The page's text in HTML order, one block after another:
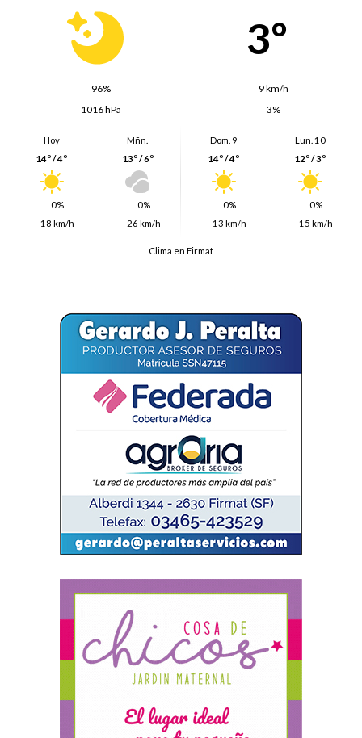
3º
96%
9 km/h
1016 hPa
3%
Hoy
14º / 4º
0%
18 km/h
Mñn.
13º / 6º
0%
26 km/h
Dom. 9
14º / 4º
0%
13 km/h
Lun. 10
12º / 3º
0%
15 km/h
Clima en Firmat